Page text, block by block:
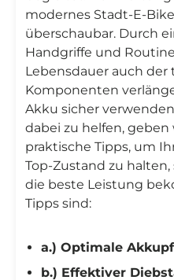
modernes Stadt-E-
überschaubar. Durch
Handgriffe und
Lebensdauer auch der
Komponenten
Akku sicher
dabei zu helfen,
praktische Tipps, um
Top-Zustand zu halten,
die beste Leistung
Tipps sind:
a.) Optimale
b.) Effektiver